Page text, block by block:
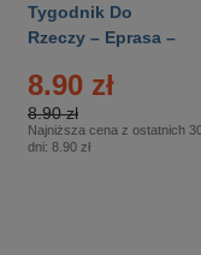
Tygodnik Do
Rzeczy – Eprasa –
8.90 zł
8.90 zł
Najniższa cena z ostatnich
dni: 8.90 zł